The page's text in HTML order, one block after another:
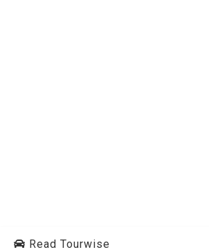
Read Tourwise